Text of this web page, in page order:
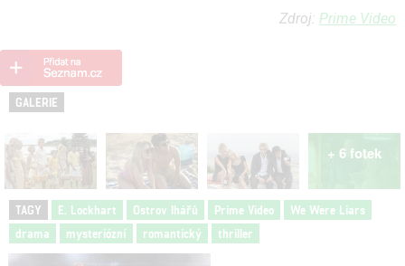
Zdroj: Prime Video
GALERIE
+ 6 fotek
TAGY E. Lockhart Ostrov lhářů Prime Video
We Were Liars
drama
mysteriózní romantický thriller